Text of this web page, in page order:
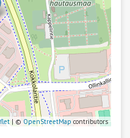
| © OpenStreetMap contributors